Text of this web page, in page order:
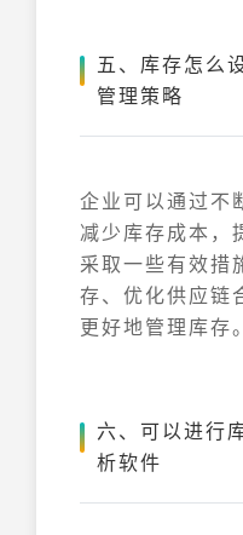
五、库存怎么
管理策略
企业可以通过不
减少库存成本，
采取一些有效措
存、优化供应链
更好地管理库存。
六、可以进行
析软件